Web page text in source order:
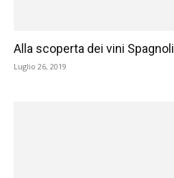
Alla scoperta dei vini Spagnoli
Luglio 26, 2019